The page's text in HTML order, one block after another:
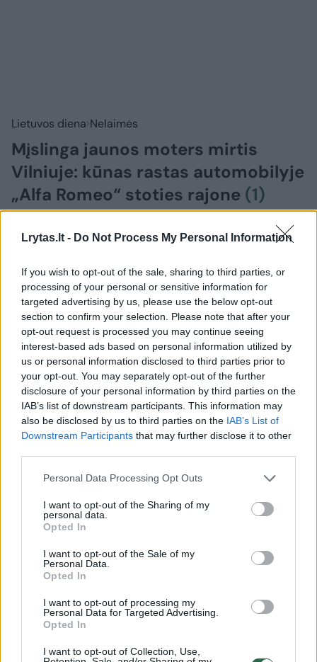
Lrytas.lt - Do Not Process My Personal Information
If you wish to opt-out of the sale, sharing to third parties, or
processing of your personal or sensitive information for
targeted advertising by us, please use the below opt-out
section to confirm your selection. Please note that after your
opt-out request is processed you may continue seeing
interest-based ads based on personal information utilized by
us or personal information disclosed to third parties prior to
your opt-out. You may separately opt-out of the further
disclosure of your personal information by third parties on the
IAB’s list of downstream participants. This information may
also be disclosed by us to third parties on the IAB’s List of
Downstream Participants that may further disclose it to other
Personal Data Processing Opt Outs
I want to opt-out of the Sharing of my
personal data.
Opted In
I want to opt-out of the Sale of my
Personal Data.
Opted In
I want to opt-out of processing my
Personal Data for Targeted Advertising.
Opted In
I want to opt-out of Collection, Use,
Lietuvos diena Nelaimės
Mįslinga jaunos moters mirtis
Vilniuje: kūnas rastas automobilyje
„Alfa Romeo“ stoties rajone (1)
Lrytas.lt
Vilniaus policija pradėjo ikiteisminį tyrimą
ir aiškinasi jaunos moters mirties
aplinkybes. Kūnas buvo rastas
automobilyje „Alfa Romeo“ stoties rajone.
Policija vis dar tikslina moters tapatybę.
Kaip pranešė Vilniaus apskrities VPK,